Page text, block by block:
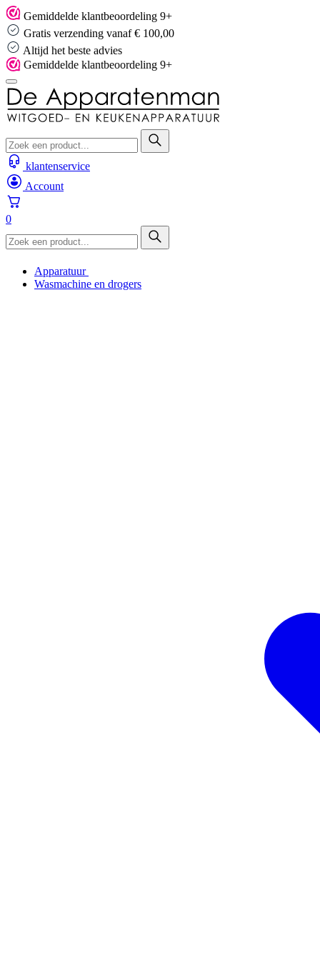
Skip
to
content
Gemiddelde klantbeoordeling 9+
Gratis verzending vanaf € 100,00
Altijd het beste advies
Gemiddelde klantbeoordeling 9+
klantenservice
Account
0
Apparatuur
Wasmachine en drogers